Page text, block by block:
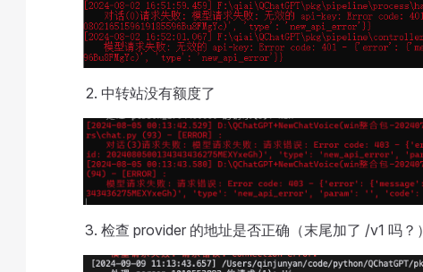
中转站没有额度了
检查 provider 的地址是否正确（末尾加了 /v1 吗？）